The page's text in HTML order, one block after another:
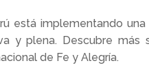
está implementando
y plena. Descubre
de Fe y Alegría.